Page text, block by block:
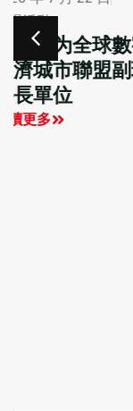
2026 年 7 月 16 日
行業觀點
全球數字經
聯盟學員探
閲讀更多